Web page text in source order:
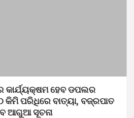
କାର୍ଯ୍ୟକ୍ଷମ ହେବ ଡପଲର
କିମି ପରିଧିରେ ବାତ୍ୟା, ବଜ୍ରପାତ
ଆଗୁଆ ସୂଚନା